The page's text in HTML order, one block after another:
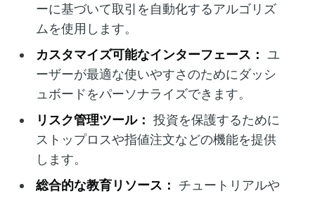
ーに基づいて取引を自動化するアルゴリズ
ムを使用します。
カスタマイズ可能なインターフェース： ユ
ーザーが最適な使いやすさのためにダッシ
ュボードをパーソナライズできます。
リスク管理ツール： 投資を保護するために
ストップロスや指値注文などの機能を提供
します。
総合的な教育リソース：
チュートリアルや